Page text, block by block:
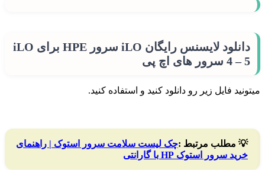
دانلود لایسنس رایگان iLO سرور HPE برای iLO
4 – 5 سرور های اچ پی
میتونید فایل زیر رو دانلود کنید و استفاده کنید.
💡 مطلب مرتبط :چک لیست سلامت سرور استوک | راهنمای
خرید سرور استوک HP با گارانتی